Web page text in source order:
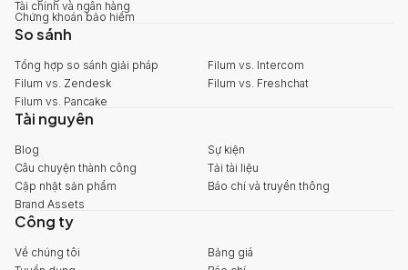
Tài chính và ngân hàng
Chứng khoán bảo hiểm
So sánh
Tổng hợp so sánh giải pháp
Filum vs. Intercom
Filum vs. Zendesk
Filum vs. Freshchat
Filum vs. Pancake
Tài nguyên
Blog
Sự kiện
Câu chuyện thành công
Tải tài liệu
Cập nhật sản phẩm
Báo chí và truyền thông
Brand Assets
Công ty
Về chúng tôi
Bảng giá